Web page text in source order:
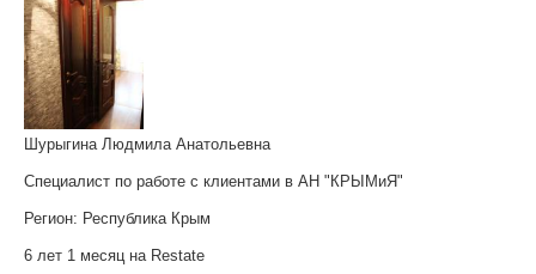
Шурыгина Людмила Анатольевна
Специалист по работе с клиентами в АН "КРЫМиЯ"
Регион: Республика Крым
6 лет 1 месяц на Restate